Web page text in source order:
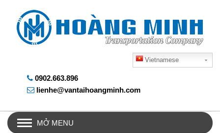
Vietnamese
0902.663.896
lienhe@vantaihoangminh.com
MỞ MENU